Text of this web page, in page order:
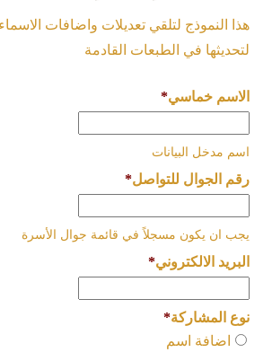
هذا النموذج لتلقي تعديلات واضافات
لتحديثها في الطبعات القادمة
الاسم خماسي*
اسم مدخل البيانات
رقم الجوال للتواصل*
يجب ان يكون مسجلاً في قائمة جوال الأسرة
البريد الالكتروني*
نوع المشاركة*
اضافة اسم